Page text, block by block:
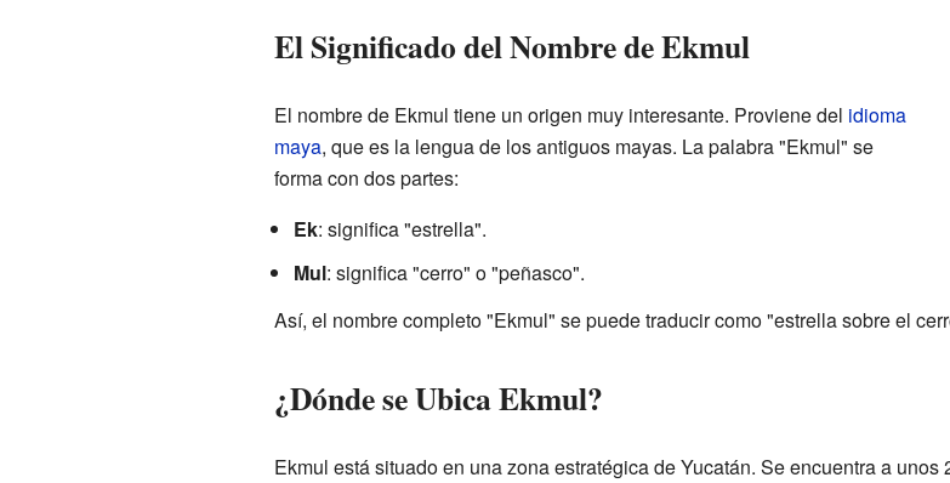
El Significado del Nombre de Ekmul
El nombre de Ekmul tiene un origen muy interesante. Proviene del idioma
maya, que es la lengua de los antiguos mayas. La palabra "Ekmul" se
forma con dos partes:
Ek: significa "estrella".
Mul: significa "cerro" o "peñasco".
Así, el nombre completo "Ekmul" se puede traducir como "estrella sobre el
¿Dónde se Ubica Ekmul?
Ekmul está situado en una zona estratégica de Yucatán. Se encuentra a